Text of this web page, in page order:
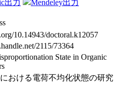
出力 Mendeley出力
10.14943/doctoral.k12057
2115/73364
State in Organic
おける電荷不均化状態の研究